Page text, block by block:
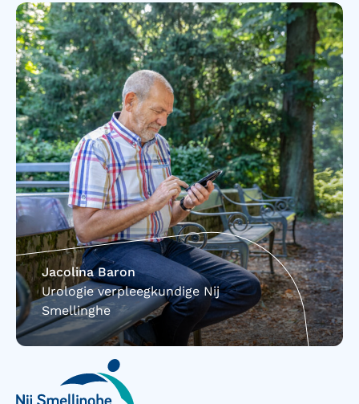
Jacolina Baron
Urologie verpleegkundige Nij
Smellinghe